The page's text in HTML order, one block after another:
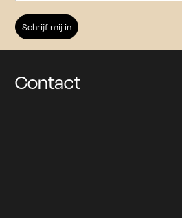
Archief
Contact
Schrijf je in voor onze